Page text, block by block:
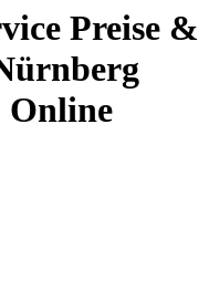
Preise &
Online